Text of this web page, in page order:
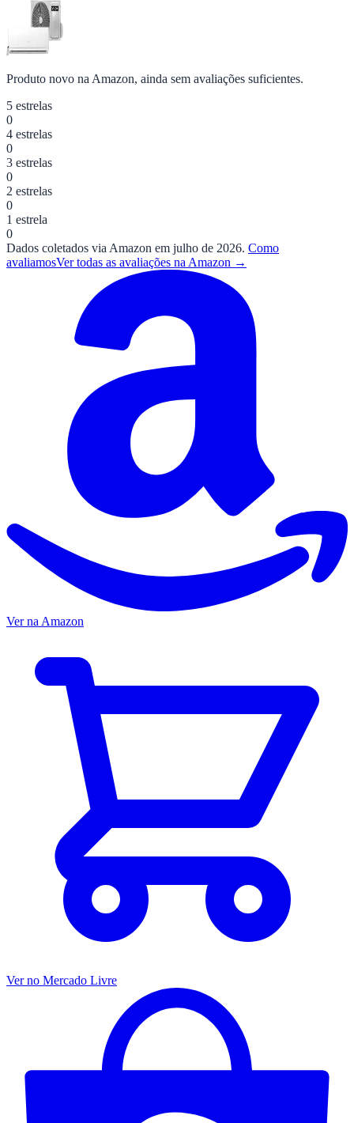
Produto novo na Amazon, ainda sem avaliações suficientes.
5 estrelas
0
4 estrelas
0
3 estrelas
0
2 estrelas
0
1 estrela
0
Dados coletados via Amazon em julho de 2026. Como
avaliamosVer todas as avaliações na Amazon →
Ver na Amazon
Ver no Mercado Livre